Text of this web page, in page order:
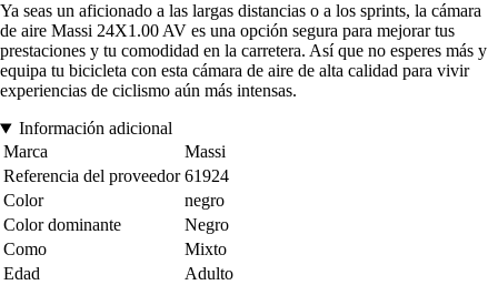
Ya seas un aficionado a las largas distancias o a los sprints, la cámara
de aire Massi 24X1.00 AV es una opción segura para mejorar tus
prestaciones y tu comodidad en la carretera. Así que no esperes más y
equipa tu bicicleta con esta cámara de aire de alta calidad para vivir
experiencias de ciclismo aún más intensas.
Información adicional
Marca
Massi
Referencia del proveedor 61924
Color
negro
Color dominante
Negro
Como
Mixto
Edad
Adulto